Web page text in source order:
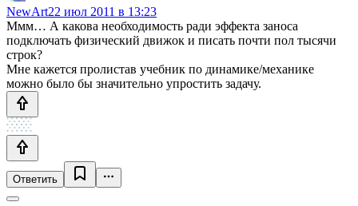
NewArt22 июл 2011 в 13:23
Ммм… А какова необходимость ради эффекта заноса
подключать физический движок и писать почти пол тысячи
строк?
Мне кажется пролистав учебник по динамике/механике
можно было бы значительно упростить задачу.
Ответить